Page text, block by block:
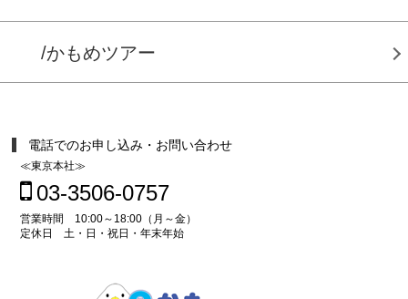
/かもめツアー
電話でのお申し込み・お問い合わせ
≪東京本社≫
03-3506-0757
営業時間 10:00～18:00（月～金）
定休日 土・日・祝日・年末年始